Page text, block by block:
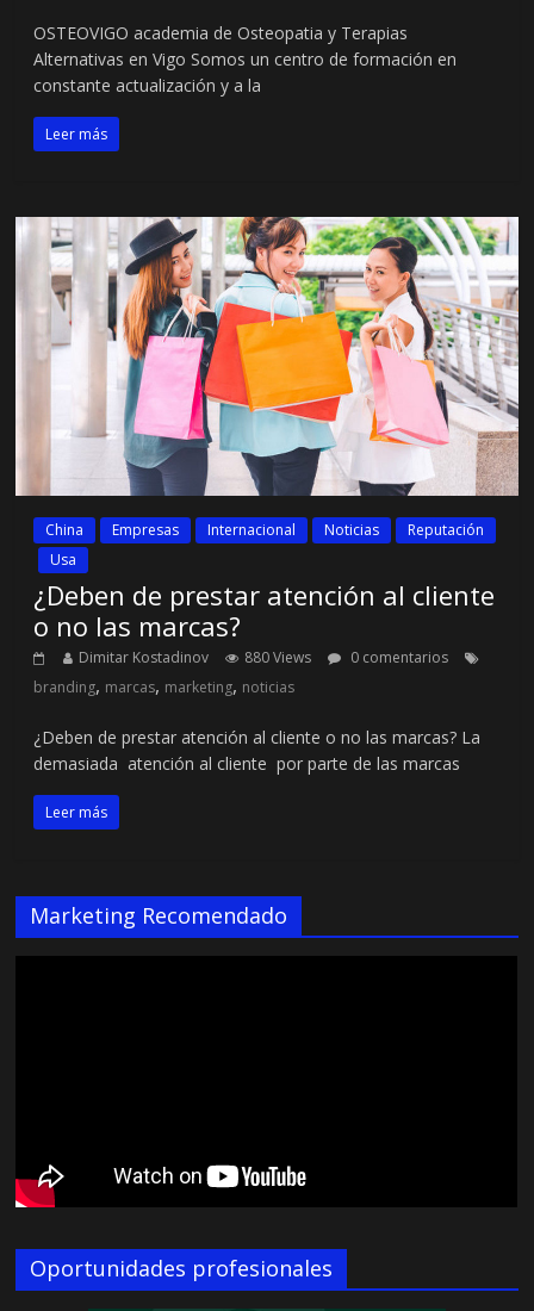
OSTEOVIGO academia de Osteopatia y Terapias
Alternativas en Vigo Somos un centro de formación en
constante actualización y a la
Leer más
China Empresas Internacional Noticias
Reputación
Usa
¿Deben de prestar atención al cliente
o no las marcas?
Dimitar Kostadinov 880 Views
0 comentarios
branding, marcas, marketing, noticias
¿Deben de prestar atención al cliente o no las marcas? La
demasiada atención al cliente por parte de las marcas
Leer más
Marketing Recomendado
Oportunidades profesionales